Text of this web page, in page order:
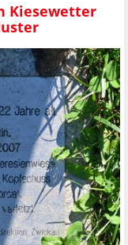
Kiesewetter